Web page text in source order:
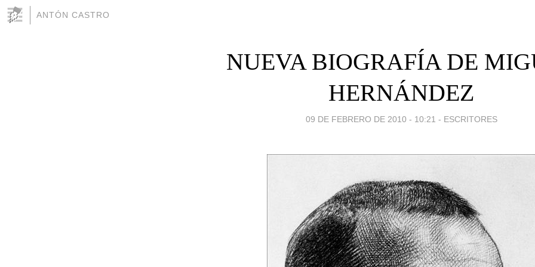
ANTÓN CASTRO
NUEVA BIOGRAFÍA DE
HERNÁNDEZ
09 DE FEBRERO DE 2010 - 10:21 - ESCRITORES